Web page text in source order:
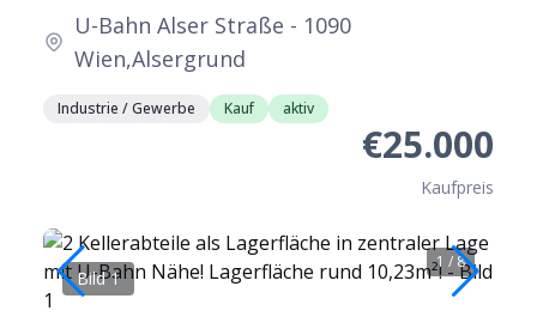
U-Bahn Alser Straße - 1090
Wien,Alsergrund
Industrie / Gewerbe Kauf aktiv
€25.000
Kaufpreis
Bild 1
1 / 8